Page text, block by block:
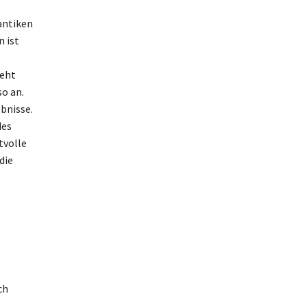
ist
an.